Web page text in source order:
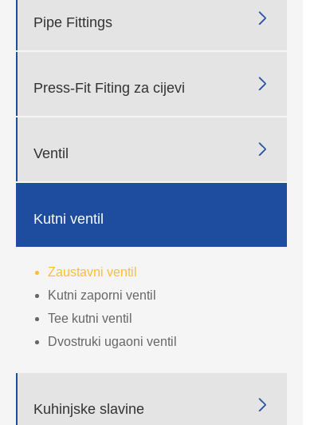
Pipe Fittings 
Press-Fit Fiting za cijevi 
Ventil 
Kutni ventil
Zaustavni ventil
Kutni zaporni ventil
Tee kutni ventil
Dvostruki ugaoni ventil
Kuhinjske slavine 